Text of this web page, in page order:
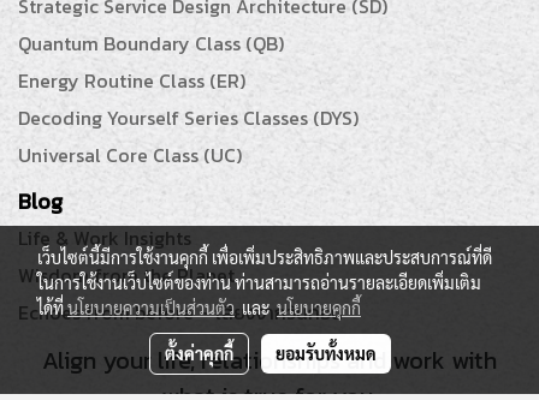
Strategic Service Design Architecture (SD)
Quantum Boundary Class (QB)
Energy Routine Class (ER)
Decoding Yourself Series Classes (DYS)
Universal Core Class (UC)
Blog
Life & Work Insights
Wisdom from the Planet
Echoes from before ~ เสียงจากวันก่อน
Align your life, relationships and work with
เว็บไซต์นี้มีการใช้งานคุกกี้ เพื่อเพิ่มประสิทธิภาพและประสบการณ์ที่ดี
ในการใช้งานเว็บไซต์ของท่าน ท่านสามารถอ่านรายละเอียดเพิ่มเติม
ได้ที่นโยบายความเป็นส่วนตัวและนโยบายคุกกี้
ตั้งค่าคุกกี้ ยอมรับทั้งหมด